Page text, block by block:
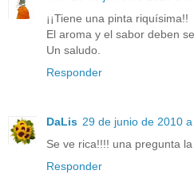
¡¡Tiene una pinta riquísima!!
El aroma y el sabor deben
Un saludo.
Responder
DaLis 29 de junio de 2010
Se ve rica!!!! una pregunta
Responder